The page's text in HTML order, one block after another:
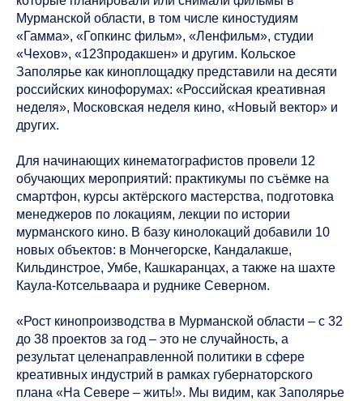
Мурманской области, в том числе киностудиям
«Гамма», «Гопкинс фильм», «Ленфильм», студии
«Чехов», «123продакшен» и другим. Кольское
Заполярье как киноплощадку представили на десяти
российских кинофорумах: «Российская креативная
неделя», Московская неделя кино, «Новый вектор» и
других.
Для начинающих кинематографистов провели 12
обучающих мероприятий: практикумы по съёмке на
смартфон, курсы актёрского мастерства, подготовка
менеджеров по локациям, лекции по истории
мурманского кино. В базу кинолокаций добавили 10
новых объектов: в Мончегорске, Кандалакше,
Кильдинстрое, Умбе, Кашкаранцах, а также на шахте
Каула-Котсельваара и руднике Северном.
«Рост кинопроизводства в Мурманской области – с 32
до 38 проектов за год – это не случайность, а
результат целенаправленной политики в сфере
креативных индустрий в рамках губернаторского
плана «На Севере – жить!». Мы видим, как Заполярье